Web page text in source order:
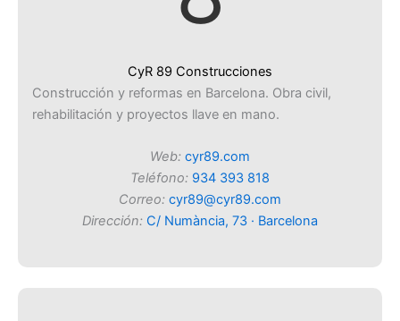
CyR 89 Construcciones
Construcción y reformas en Barcelona. Obra civil,
rehabilitación y proyectos llave en mano.
Web: cyr89.com
Teléfono: 934 393 818
Correo: cyr89@cyr89.com
Dirección: C/ Numància, 73 · Barcelona